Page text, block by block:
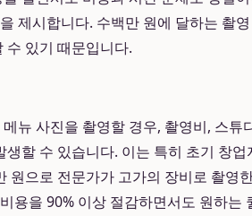
제시합니다. 수백만 원에 달하는 촬
수 있기 때문입니다.
뉴 사진을 촬영할 경우, 촬영비, 스튜
할 수 있습니다. 이는 특히 초기 창
원으로 전문가가 고가의 장비로 촬영
용을 90% 이상 절감하면서도 원하